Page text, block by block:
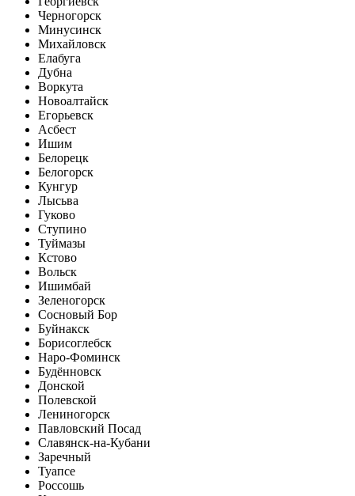
Черногорск
Минусинск
Михайловск
Елабуга
Дубна
Воркута
Новоалтайск
Егорьевск
Асбест
Ишим
Белорецк
Белогорск
Кунгур
Лысьва
Гуково
Ступино
Туймазы
Кстово
Вольск
Ишимбай
Зеленогорск
Сосновый Бор
Буйнакск
Борисоглебск
Наро-Фоминск
Будённовск
Донской
Полевской
Лениногорск
Павловский Посад
Славянск-на-Кубани
Заречный
Туапсе
Россошь